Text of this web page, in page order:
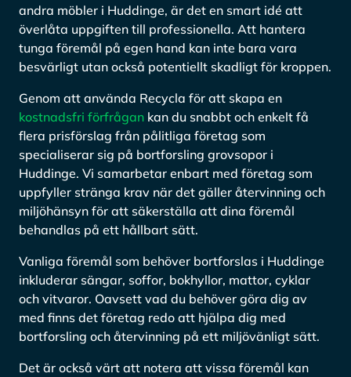
andra möbler i Huddinge, är det en smart idé att
överlåta uppgiften till professionella. Att hantera
tunga föremål på egen hand kan inte bara vara
besvärligt utan också potentiellt skadligt för kroppen.
Genom att använda Recycla för att skapa en
kostnadsfri förfrågan kan du snabbt och enkelt få
flera prisförslag från pålitliga företag som
specialiserar sig på bortforsling grovsopor i
Huddinge. Vi samarbetar enbart med företag som
uppfyller stränga krav när det gäller återvinning och
miljöhänsyn för att säkerställa att dina föremål
behandlas på ett hållbart sätt.
Vanliga föremål som behöver bortforslas i Huddinge
inkluderar sängar, soffor, bokhyllor, mattor, cyklar
och vitvaror. Oavsett vad du behöver göra dig av
med finns det företag redo att hjälpa dig med
bortforsling och återvinning på ett miljövänligt sätt.
Det är också värt att notera att vissa föremål kan